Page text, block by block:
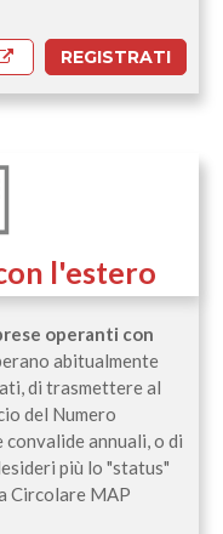
REGISTRATI
l'estero
operanti con
abitualmente
di trasmettere al
del Numero
annuali, o di
più lo "status"
Circolare MAP